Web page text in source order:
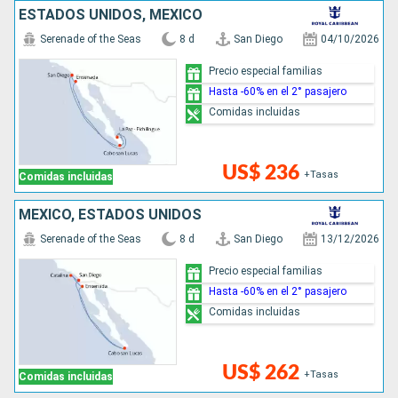
ESTADOS UNIDOS, MÉXICO
Comidas incluidas
Serenade of the Seas 8 d San Diego 04/10/2026
US$ 236 +Tasas
Precio especial familias
Hasta -60% en el 2° pasajero
Comidas incluidas
MÉXICO, ESTADOS UNIDOS
Comidas incluidas
Serenade of the Seas 8 d San Diego 13/12/2026
US$ 262 +Tasas
Precio especial familias
Hasta -60% en el 2° pasajero
Comidas incluidas